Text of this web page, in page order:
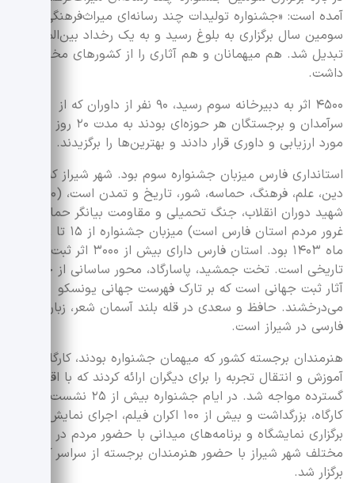
آمده است: «جشنواره تولیدات چند رسانه‌ای میراث‌فرهنگی در
سومین سال برگزاری به بلوغ رسید و به یک رخداد بین‌المللی
تبدیل شد. هم میهمانان و هم آثاری را از کشورهای مختلف
داشت.
۴۵۰۰ اثر به دبیرخانه سوم رسید، ۹۰ نفر از داوران که از
سرآمدان و برجستگان هر حوزه‌ای بودند به مدت ۲۰ روز آثار را
مورد ارزیابی و داوری قرار دادند و بهترین‌ها را برگزیدند.
استانداری فارس میزبان جشنواره سوم بود. شهر شیراز که قطب
دین، علم، فرهنگ، حماسه، شور، تاریخ و تمدن است، (۱۵۰۰
شهید دوران انقلاب، جنگ تحمیلی و مقاومت بیانگر حماسه و
ماه ۱۴۰۳ بود. استان فارس دارای بیش از ۳۰۰۰ اثر ثبت شده
تاریخی است. تخت جمشید، پاسارگاد، محور ساسانی از جمله
آثار ثبت جهانی است که بر تارک فهرست جهانی یونسکو
می‌درخشند. حافظ و سعدی در قله بلند آسمان شعر، زبان
فارسی در شیراز است.
هنرمندان برجسته کشور که میهمان جشنواره بودند، کارگاه ملی
آموزش و انتقال تجربه را برای دیگران ارائه کردند که با اقبال
گسترده مواجه شد. در ایام جشنواره بیش از ۲۵ نشست،
کارگاه، بزرگداشت و بیش از ۱۰۰ اکران فیلم، اجرای نمایش و
برگزاری نمایشگاه و برنامه‌های میدانی با حضور مردم در نقاط
مختلف شهر شیراز با حضور هنرمندان برجسته از سراسر کشور
برگزار شد.